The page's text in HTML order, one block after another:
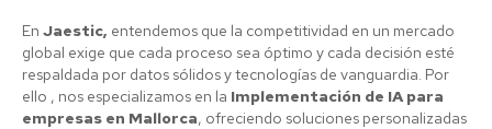
En Jaestic, entendemos que la competitividad en un mercado
global exige que cada proceso sea óptimo y cada decisión esté
respaldada por datos sólidos y tecnologías de vanguardia. Por
ello , nos especializamos en la Implementación de IA para
empresas en Mallorca, ofreciendo soluciones personalizadas